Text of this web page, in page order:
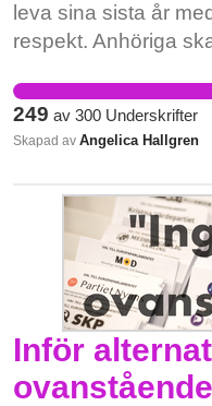
leva sina sista år
respekt. Anhöriga
omsorg, och
gör det möjligt att ge
de äldre har rätt till.
från både anhöriga,
medarbetare.
händelser har
skadat förtroendet
Oskarslund behöver
på öppenhet,
samarbete. När
249 av 300 Underskrifter
Skapad av Angelica Hallgren
Inför